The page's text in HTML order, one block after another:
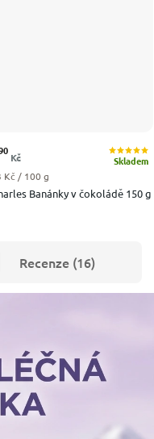
Banánky v čokoládě 150 g
Skladem
Kč
cena:
Kč / 100 g
Recenze (16)